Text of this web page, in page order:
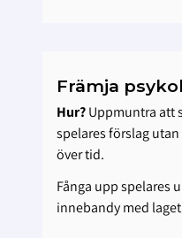
Främja
Hur?Uppmuntra att
spelares förslag
över tid.
Fånga upp spelares
innebandy med